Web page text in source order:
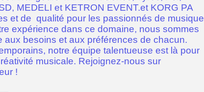
MEDELI et KETRON EVENT.et KORG PA
et de qualité pour les passionnés de musique
expérience dans ce domaine, nous sommes
besoins et aux préférences de chacun.
notre équipe talentueuse est là pour
musicale. Rejoignez-nous sur
!